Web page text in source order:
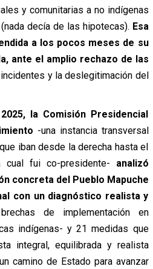
y comunitarias a no indígenas
decía de las hipotecas). Esa
a los pocos meses de su
ante el amplio rechazo de las
y la deslegitimación del
la Comisión Presidencial
-una instancia transversal
iban desde la derecha hasta el
cual fui co-presidente- analizó
concreta del Pueblo Mapuche
con un diagnóstico realista y
de implementación en
indígenas- y 21 medidas que
integral, equilibrada y realista
camino de Estado para avanzar